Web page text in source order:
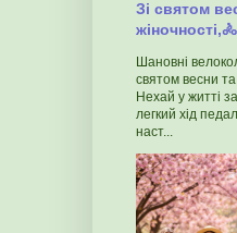
Зі святом
жіночності,🚴
Шановні
святом весни та
Нехай у житті
легкий хід
наст...